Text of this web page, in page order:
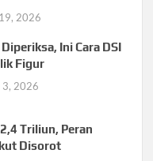
2026
Ini Cara DSI
Figur
3, 2026
Triliun, Peran
Disorot